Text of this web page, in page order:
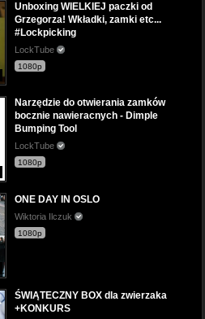
Unboxing WIELKIEJ paczki od
Grzegorza! Wkładki, zamki etc...
#Lockpicking
LockTube
1080p
Narzędzie do otwierania zamków
bocznie nawieracnych - Dimple
Bumping Tool
LockTube
1080p
ONE DAY IN OSLO
Wiktoria Ilczuk
1080p
ŚWIĄTECZNY BOX dla zwierzaka
+KONKURS